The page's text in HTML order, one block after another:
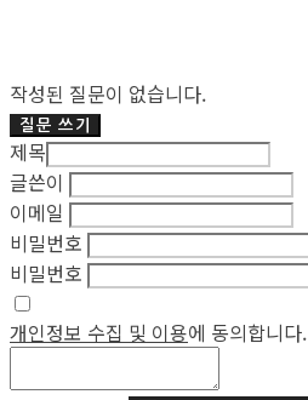
작성된 질문이 없습니다.
질문 쓰기
제목
글쓴이
이메일
비밀번호
비밀번호
개인정보 수집 및 이용에 동의합니다.